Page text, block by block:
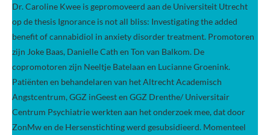
Dr. Caroline Kwee is gepromoveerd aan de Universiteit Utrecht
op de thesis Ignorance is not all bliss: Investigating the added
benefit of cannabidiol in anxiety disorder treatment. Promotoren
zijn Joke Baas, Danielle Cath en Ton van Balkom. De
copromotoren zijn Neeltje Batelaan en Lucianne Groenink.
Patiënten en behandelaren van het Altrecht Academisch
Angstcentrum, GGZ inGeest en GGZ Drenthe/ Universitair
Centrum Psychiatrie werkten aan het onderzoek mee, dat door
ZonMw en de Hersenstichting werd gesubsidieerd. Momenteel